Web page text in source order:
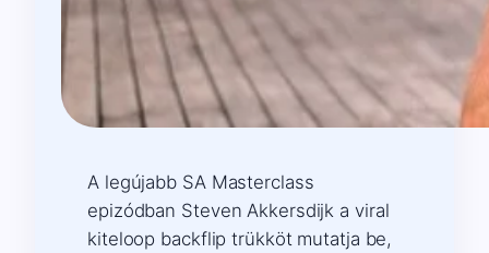
A legújabb SA Masterclass
epizódban Steven Akkersdijk a viral
kiteloop backflip trükköt mutatja be,